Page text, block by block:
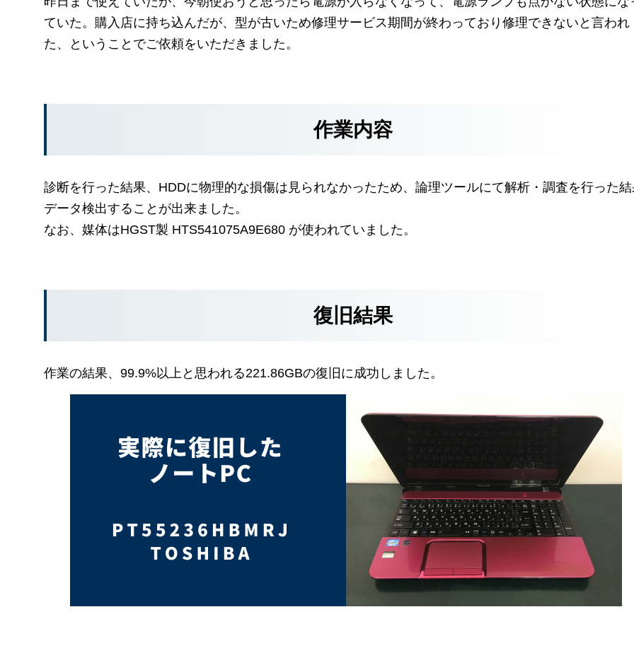
ていた。購入店に持ち込んだが、型が古いため修理サービス期間が終わっており修理できないと言われ
た、ということでご依頼をいただきました。
作業内容
診断を行った結果、HDDに物理的な損傷は見られなかったため、論理ツールにて解析・調査を行った
データ検出することが出来ました。
なお、媒体はHGST製 HTS541075A9E680 が使われていました。
復旧結果
作業の結果、99.9%以上と思われる221.86GBの復旧に成功しました。